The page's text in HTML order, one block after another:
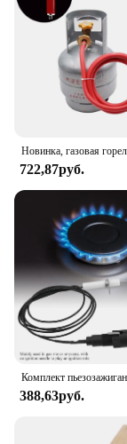
722,87руб.
388,63руб.